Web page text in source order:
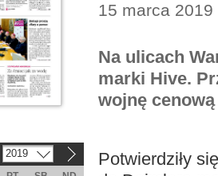
15 marca 2019
Na ulicach
marki Hive.
wojnę
Potwierdziły
2019